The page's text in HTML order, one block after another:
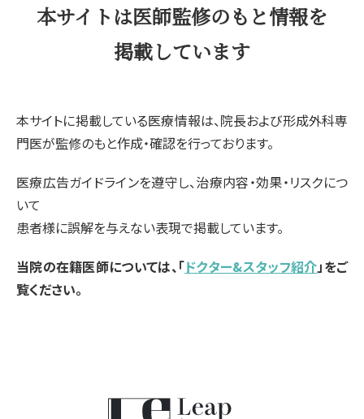
本サイトは医師監修のもと情報を
掲載しています
本サイトに掲載している医療情報は、院長および形成外科専
門医が監修のもと作成・確認を行っております。
医療広告ガイドラインを遵守し、治療内容・効果・リスクにつ
いて
患者様に誤解を与えない表現で掲載しています。
当院の在籍医師については、「ドクター&スタッフ紹介」をご
覧ください。